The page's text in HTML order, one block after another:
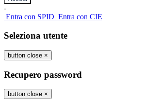
-
Entra con SPID Entra con CIE
Seleziona utente
button close ×
Recupero password
button close ×